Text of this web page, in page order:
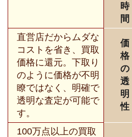
時
間
直営店だからムダな
コストを省き、買取
価格に還元。下取り
のように価格が不明
瞭ではなく、明確で
透明な査定が可能で
す。
価
格
の
透
明
性
100万点以上の買取